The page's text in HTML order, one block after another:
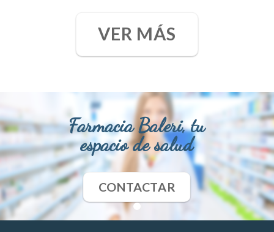
VER MÁS
Farmacia Baleri, tu
espacio de salud
CONTACTAR